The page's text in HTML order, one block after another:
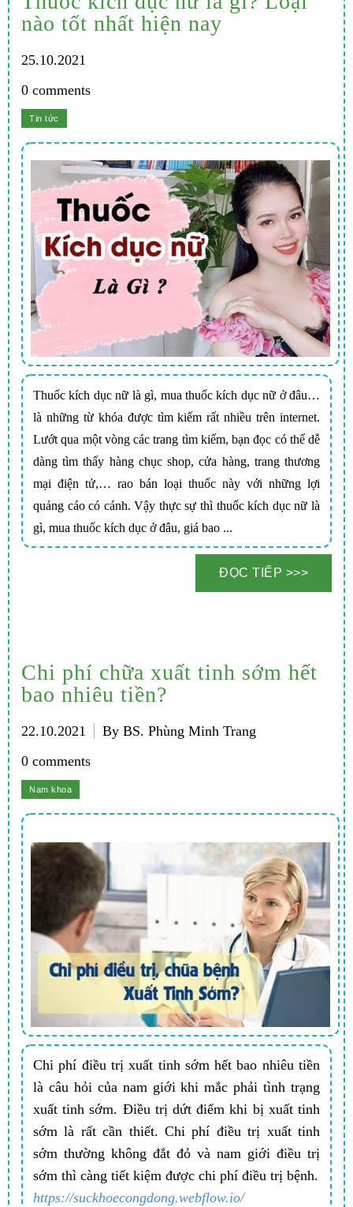
nào tốt nhất hiện nay
25.10.2021
0 comments
Thuốc kích dục nữ là gì, mua thuốc kích dục nữ ở đâu…
là những từ khóa được tìm kiếm rất nhiều trên internet.
Lướt qua một vòng các trang tìm kiếm, bạn đọc có thể dễ
dàng tìm thấy hàng chục shop, cửa hàng, trang thương
mại điện tử,… rao bán loại thuốc này với những lợi
quảng cáo có cánh. Vậy thực sự thì thuốc kích dục nữ là
gì, mua thuốc kích dục ở đâu, giá bao ...
Chi phí chữa xuất tinh sớm hết
bao nhiêu tiền?
22.10.2021
By BS. Phùng Minh Trang
0 comments
Chi phí điều trị xuất tinh sớm hết bao nhiêu tiền
là câu hỏi của nam giới khi mắc phải tình trạng
xuất tinh sớm. Điều trị dứt điểm khi bị xuất tinh
sớm là rất cần thiết. Chi phí điều trị xuất tinh
sớm thường không đắt đỏ và nam giới điều trị
sớm thì càng tiết kiệm được chi phí điều trị bệnh.
​https://suckhoecongdong.webflow.io/